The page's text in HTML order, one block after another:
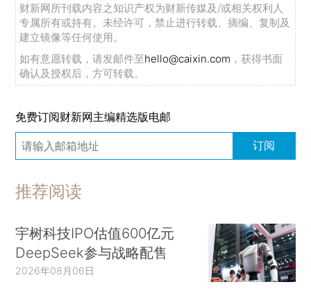
财新网所刊载内容之知识产权为财新传媒及/或相关权利人
专属所有或持有。未经许可，禁止进行转载、摘编、复制及
建立镜像等任何使用。
如有意愿转载，请发邮件至hello@caixin.com ，获得书面
确认及授权后，方可转载。
免费订阅财新网主编精选版电邮
订阅
推荐阅读
宇树科技IPO估值600亿元
DeepSeek参与战略配售
2026年08月06日